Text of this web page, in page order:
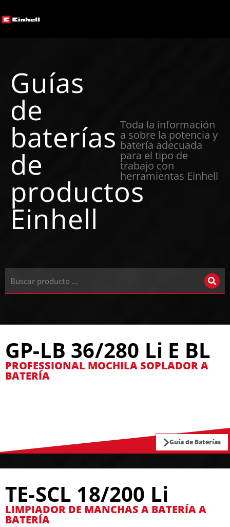
Guías
de
baterías
de
productos
Einhell
Toda la información
a sobre la potencia y
batería adecuada
para el tipo de
trabajo con
herramientas Einhell
GP-LB 36/280 Li E BL
PROFESSIONAL MOCHILA SOPLADOR A
BATERÍA
Guía de Baterías
TE-SCL 18/200 Li
LIMPIADOR DE MANCHAS A BATERÍA A
BATERÍA